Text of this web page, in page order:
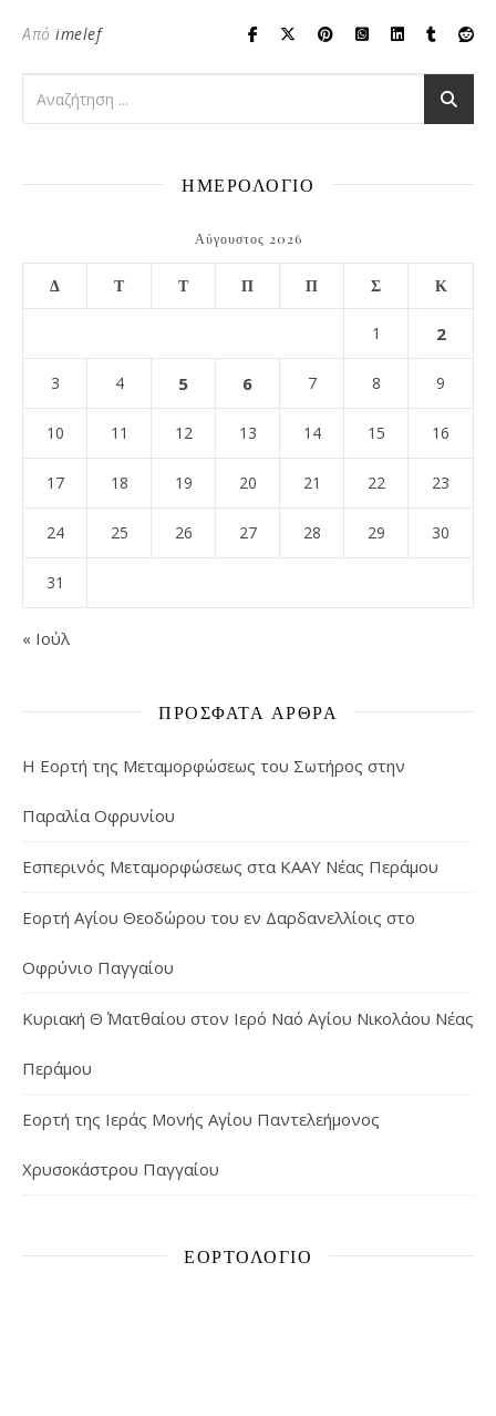
Από imelef
ΗΜΕΡΟΛΟΓΙΟ
Αύγουστος 2026
Δ Τ Τ Π Π Σ Κ
1 2
3 4 5 6 7 8 9
10 11 12 13 14 15 16
17 18 19 20 21 22 23
24 25 26 27 28 29 30
31
« Ιούλ
ΠΡΌΣΦΑΤΑ ΆΡΘΡΑ
Η Εορτή της Μεταμορφώσεως του Σωτήρος στην
Παραλία Οφρυνίου
Εσπερινός Μεταμορφώσεως στα ΚΑΑΥ Νέας Περάμου
Εορτή Αγίου Θεοδώρου του εν Δαρδανελλίοις στο
Οφρύνιο Παγγαίου
Κυριακή Θ΄ Ματθαίου στον Ιερό Ναό Αγίου Νικολάου Νέας
Περάμου
Εορτή της Ιεράς Μονής Αγίου Παντελεήμονος
Χρυσοκάστρου Παγγαίου
ΕΟΡΤΟΛΌΓΙΟ